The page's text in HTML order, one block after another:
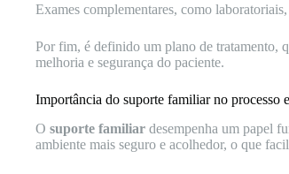
Exames complementares, como
Por fim, é definido um plano de tratamento,
melhoria e segurança do paciente.
Importância do suporte familiar no processo
O suporte familiar desempenha um papel
ambiente mais seguro e acolhedor, o que